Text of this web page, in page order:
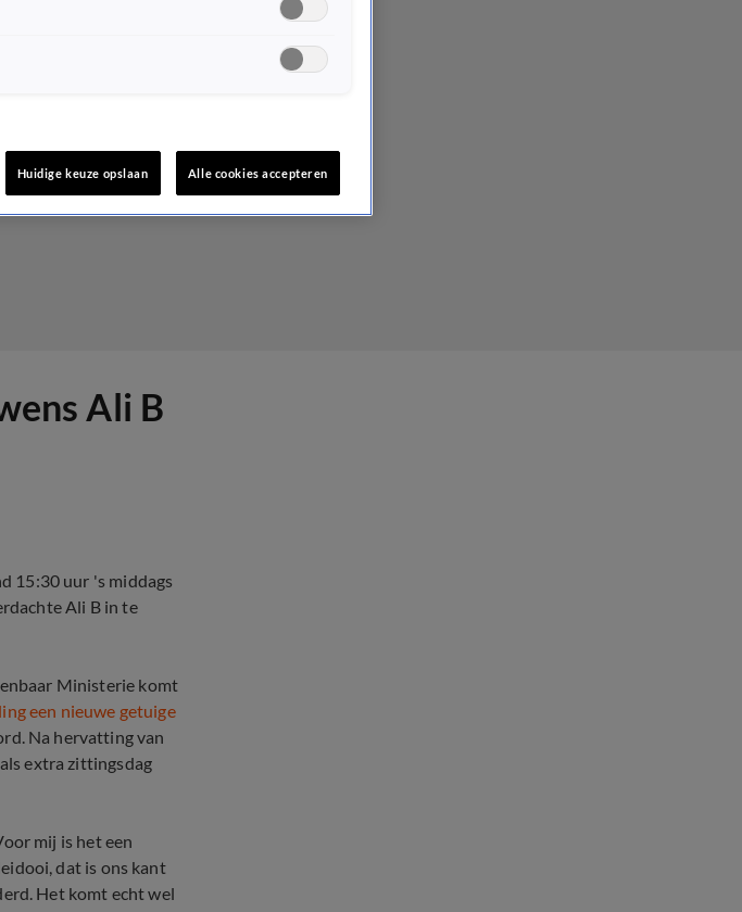
Ali B
15:30 uur 's middags
Ali B in te
Ministerie komt
een nieuwe getuige
Na hervatting van
extra zittingsdag
mij is het een
dat is ons kant
Het komt echt wel
Huidige keuze opslaan Alle cookies accepteren